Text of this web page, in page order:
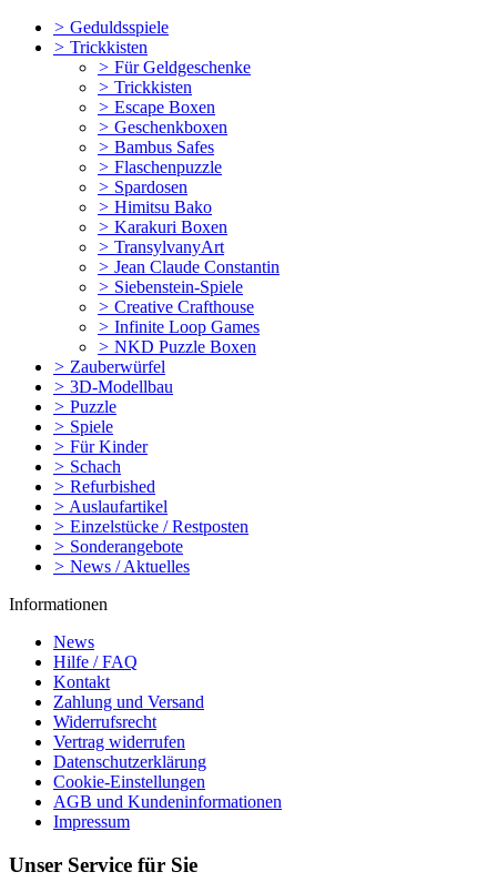
> Geduldsspiele
> Trickkisten
> Für Geldgeschenke
> Trickkisten
> Escape Boxen
> Geschenkboxen
> Bambus Safes
> Flaschenpuzzle
> Spardosen
> Himitsu Bako
> Karakuri Boxen
> TransylvanyArt
> Jean Claude Constantin
> Siebenstein-Spiele
> Creative Crafthouse
> Infinite Loop Games
> NKD Puzzle Boxen
> Zauberwürfel
> 3D-Modellbau
> Puzzle
> Spiele
> Für Kinder
> Schach
> Refurbished
> Auslaufartikel
> Einzelstücke / Restposten
> Sonderangebote
> News / Aktuelles
Informationen
News
Hilfe / FAQ
Kontakt
Zahlung und Versand
Widerrufsrecht
Vertrag widerrufen
Datenschutzerklärung
Cookie-Einstellungen
AGB und Kundeninformationen
Impressum
Unser Service für Sie